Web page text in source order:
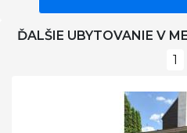
ĎALŠIE UBYTOVANIE V
1